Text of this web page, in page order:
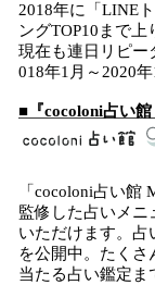
2018年に「LINE
ングTOP10まで上
現在も連日リピ
018年1月～2020年
■『cocoloni占い館
「cocoloni占い
監修した占いメニ
いただけます。
を公開中。たくさ
当たる占い鑑定ま